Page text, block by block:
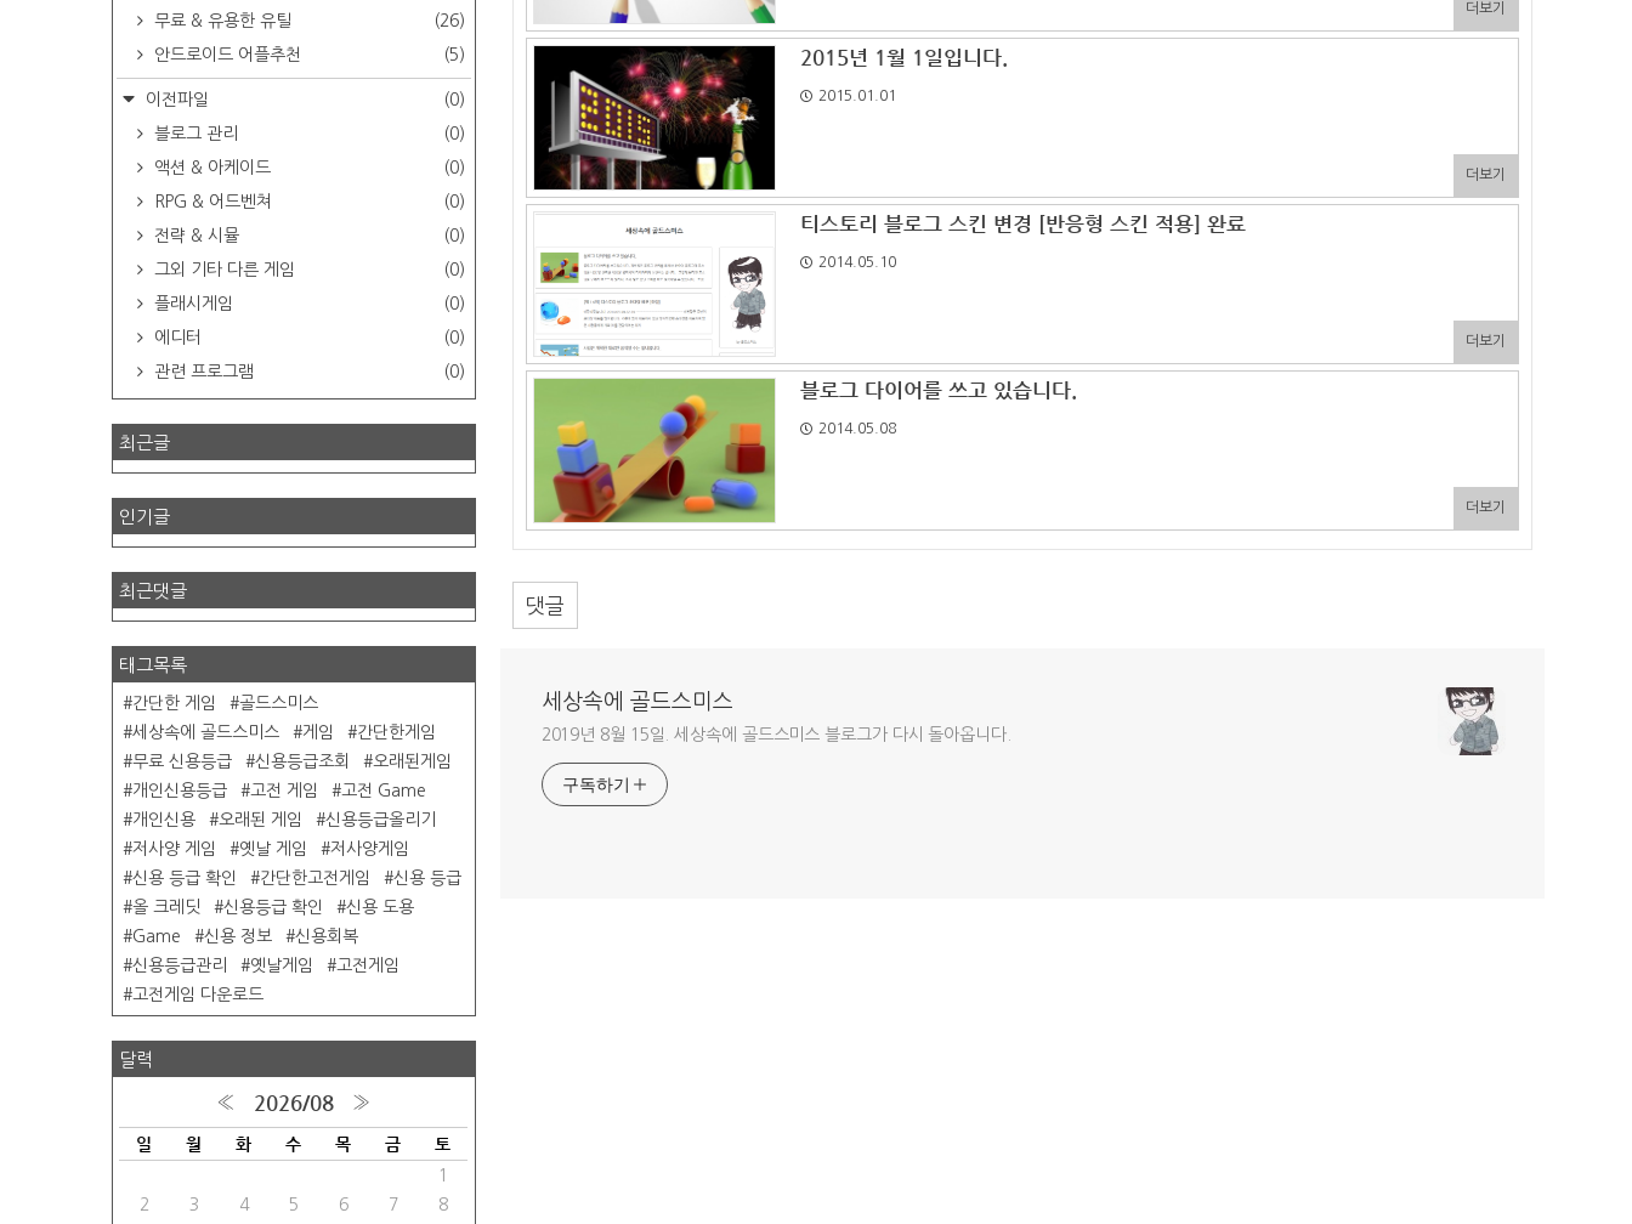
더보기
2015년 1월 1일입니다.
2015.01.01
더보기
티스토리 블로그 스킨 변경 [반응형 스킨 적용] 완료
2014.05.10
더보기
블로그 다이어를 쓰고 있습니다.
2014.05.08
더보기
댓글
세상속에 골드스미스
2019년 8월 15일. 세상속에 골드스미스 블로그가 다시 돌아옵니다.
구독하기
무료 & 유용한 유틸
(26)
안드로이드 어플추천
(5)
이전파일
(0)
블로그 관리
(0)
액션 & 아케이드
(0)
RPG & 어드벤쳐
(0)
전략 & 시뮬
(0)
그외 기타 다른 게임
(0)
플래시게임
(0)
에디터
(0)
관련 프로그램
(0)
최근글
인기글
최근댓글
태그목록
간단한 게임
골드스미스
세상속에 골드스미스
게임
간단한게임
무료 신용등급
신용등급조회
오래된게임
개인신용등급
고전 게임
고전 Game
개인신용
오래된 게임
신용등급올리기
저사양 게임
옛날 게임
저사양게임
신용 등급 확인
간단한고전게임
신용 등급
올 크레딧
신용등급 확인
신용 도용
Game
신용 정보
신용회복
신용등급관리
옛날게임
고전게임
고전게임 다운로드
달력
« 2026/08 »
일 월 화 수 목 금 토
1
2
3 4 5 6 7 8